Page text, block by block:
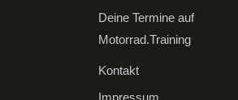
Deine Termine auf
Motorrad.Training
Kontakt
Impressum